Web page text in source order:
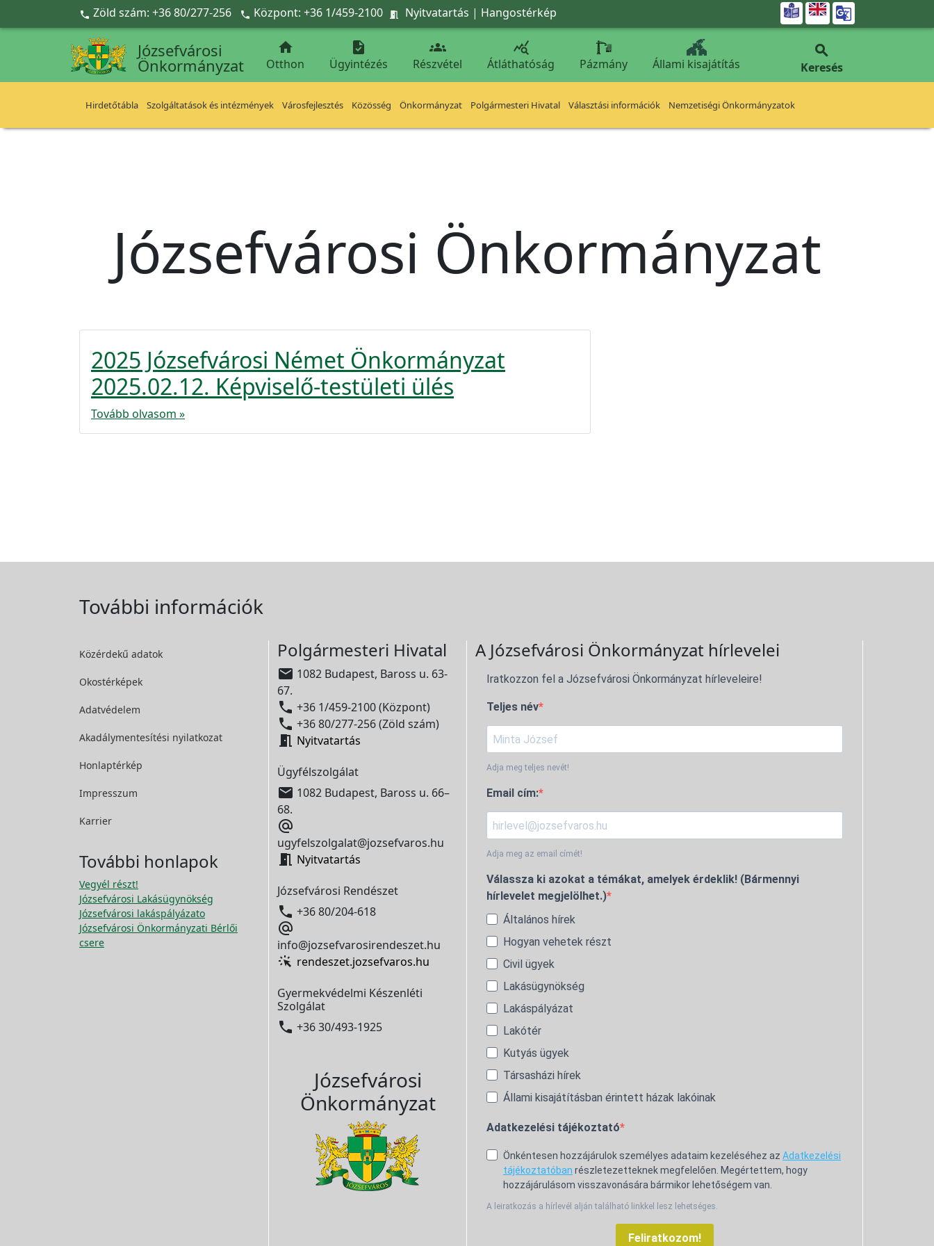
Ugrás a fő tartalomra
 Zöld szám: +36 80/277-256  Központ: +36 1/459-2100  Nyitvatartás | Hangostérkép 
Józsefvárosi
Önkormányzat

Otthon

Ügyintézés

Részvétel

Átláthatóság Pázmány Állami kisajátítás

Keresés
Hirdetőtábla Szolgáltatások és intézmények Városfejlesztés Közösség Önkormányzat Polgármesteri Hivatal Választási információk Nemzetiségi Önkormányzatok
Józsefvárosi Önkormányzat
2025 Józsefvárosi Német Önkormányzat
2025.02.12. Képviselő-testületi ülés
Tovább olvasom »
További információk
Közérdekű adatok
Okostérképek
Adatvédelem
Akadálymentesítési nyilatkozat
Honlaptérkép
Impresszum
Karrier
További honlapok
Vegyél részt!
Józsefvárosi Lakásügynökség
Józsefvárosi lakáspályázato
Józsefvárosi Önkormányzati Bérlői
csere
Polgármesteri Hivatal
 1082 Budapest, Baross u. 63-
67.
 +36 1/459-2100 (Központ)
 +36 80/277-256 (Zöld szám)
 Nyitvatartás
Ügyfélszolgálat
 1082 Budapest, Baross u. 66–
68.

ugyfelszolgalat@jozsefvaros.hu
 Nyitvatartás
Józsefvárosi Rendészet
 +36 80/204-618

info@jozsefvarosirendeszet.hu
rendeszet.jozsefvaros.hu
Gyermekvédelmi Készenléti
Szolgálat
 +36 30/493-1925
Józsefvárosi
Önkormányzat
A Józsefvárosi Önkormányzat hírlevelei
Iratkozzon fel a Józsefvárosi Önkormányzat hírleveleire!
Teljes név
Adja meg teljes nevét!
Email cím:
Adja meg az email címét!
Válassza ki azokat a témákat, amelyek érdeklik! (Bármennyi
hírlevelet megjelölhet.)
Általános hírek
Hogyan vehetek részt
Civil ügyek
Lakásügynökség
Lakáspályázat
Lakótér
Kutyás ügyek
Társasházi hírek
Állami kisajátításban érintett házak lakóinak
Adatkezelési tájékoztató
Önkéntesen hozzájárulok személyes adataim kezeléséhez az Adatkezelési
tájékoztatóban részletezetteknek megfelelően. Megértettem, hogy
hozzájárulásom visszavonására bármikor lehetőségem van.
A leiratkozás a hírlevél alján található linkkel lesz lehetséges.
Feliratkozom!